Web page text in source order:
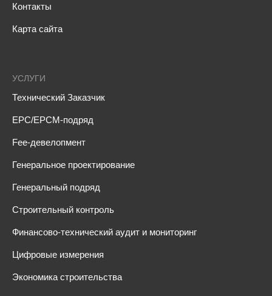
Контакты
Карта сайта
УСЛУГИ
Технический Заказчик
EPC/EPCM-подряд
Fee-девелопмент
Генеральное проектирование
Генеральный подряд
Строительный контроль
Финансово-технический аудит и мониторинг
Цифровые измерения
Экономика строительства